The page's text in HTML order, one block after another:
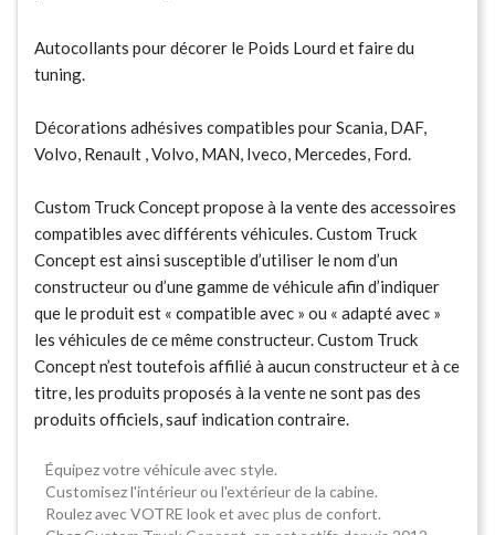
Autocollants pour décorer le Poids Lourd et faire du
tuning.
Décorations adhésives compatibles pour Scania, DAF,
Volvo, Renault , Volvo, MAN, Iveco, Mercedes, Ford.
Custom Truck Concept propose à la vente des accessoires
compatibles avec différents véhicules. Custom Truck
Concept est ainsi susceptible d’utiliser le nom d’un
constructeur ou d’une gamme de véhicule afin d’indiquer
que le produit est « compatible avec » ou « adapté avec »
les véhicules de ce même constructeur. Custom Truck
Concept n’est toutefois affilié à aucun constructeur et à ce
titre, les produits proposés à la vente ne sont pas des
produits officiels, sauf indication contraire.
Équipez votre véhicule avec style.
Customisez l'intérieur ou l'extérieur de la cabine.
Roulez avec VOTRE look et avec plus de confort.